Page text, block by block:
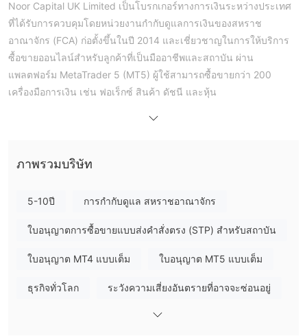
Noor Capital UK Limited เป็นโบรกเกอร์ทางการเงินระหว่างประเทศ
ที่ได้รับการควบคุมโดยหน่วยงานกำกับดูแลการเงินของสหราช
อาณาจักร (FCA) ก่อตั้งขึ้นในปี 2014 และเชี่ยวชาญในการให้บริการ
ซื้อขายออนไลน์สำหรับลูกค้าที่เป็นมืออาชีพและสถาบัน ผ่าน
แพลตฟอร์ม MetaTrader 5 (MT5) ผู้ใช้สามารถซื้อขายกว่า 200
เครื่องมือการเงิน เช่น ฟอเร็กซ์ สินค้า ดัชนี และหุ้น
Noor Capital UK เป็นถูกต้องหรือไม่?
เต็มรูปแบบจาก FCA (หมายเลขใบอนุญาต: 631382) ปฏิบัติตาม
ฉันสามารถซื้อขายอะไรบน Noor Capital UK?
Noor Capital UK ให้บริการกว่า 200 เครื่องมือการซื้อขาย ซึ่งรวมถึง
equities
ภาพรวมบริษัท
5-10ปี การกำกับดูแล สหราชอาณาจักร
ใบอนุญาตการซื้อขายแบบส่งคำสั่งตรง (STP) สำหรับสถาบัน
ใบอนุญาต MT4 แบบเต็ม ใบอนุญาต MT5 แบบเต็ม
ธุรกิจทั่วโลก ระวังความเสี่ยงอันตรายที่อาจจะซ่อนอยู่